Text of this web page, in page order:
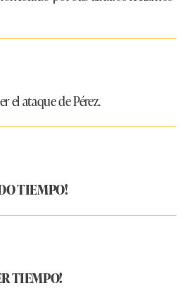
el ataque de Pérez.
TIEMPO!
TIEMPO!